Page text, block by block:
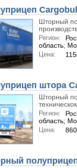
Cargobul
Шторный
Регион:
область;
Цена:
штора
Шторный
Регион:
область;
Цена: